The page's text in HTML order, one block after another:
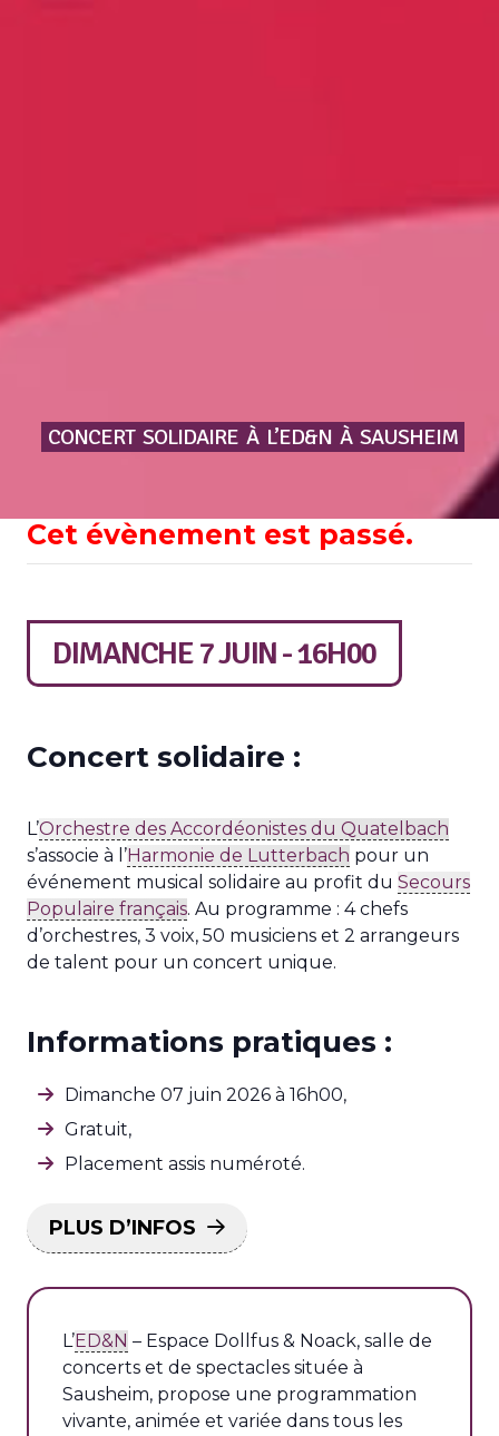
CONCERT SOLIDAIRE À L’ED&N À SAUSHEIM
Cet évènement est passé.
DIMANCHE 7 JUIN - 16H00
Concert solidaire :
L’Orchestre des Accordéonistes du Quatelbach
s’associe à l’Harmonie de Lutterbach pour un
événement musical solidaire au profit du Secours
Populaire français. Au programme : 4 chefs
d’orchestres, 3 voix, 50 musiciens et 2 arrangeurs
de talent pour un concert unique.
Informations pratiques :
Dimanche 07 juin 2026 à 16h00,
Gratuit,
Placement assis numéroté.
PLUS D’INFOS
L’ED&N – Espace Dollfus & Noack, salle de
concerts et de spectacles située à
Sausheim, propose une programmation
vivante, animée et variée dans tous les